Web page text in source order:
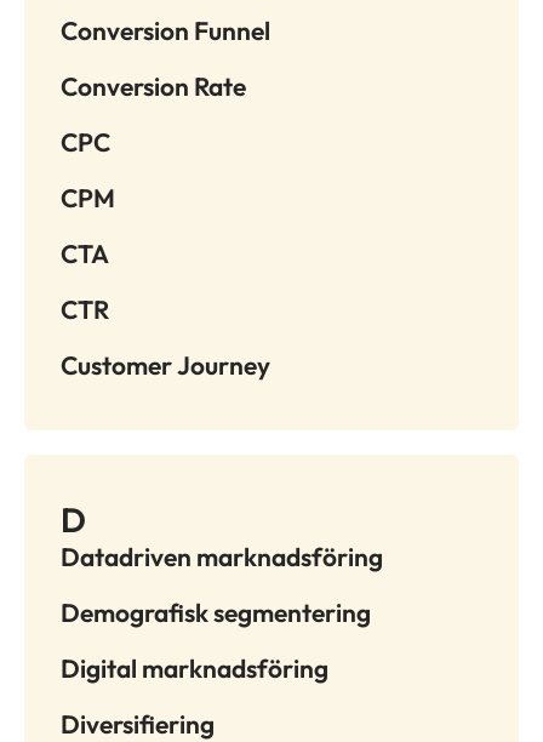
Conversion Funnel
Conversion Rate
CPC
CPM
CTA
CTR
Customer Journey
D
Datadriven marknadsföring
Demografisk segmentering
Digital marknadsföring
Diversifiering